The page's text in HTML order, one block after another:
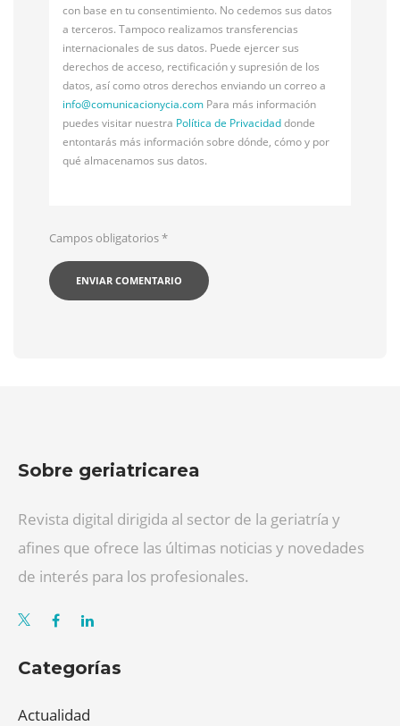
con base en tu consentimiento. No cedemos sus datos
a terceros. Tampoco realizamos transferencias
internacionales de sus datos. Puede ejercer sus
derechos de acceso, rectificación y supresión de los
datos, así como otros derechos enviando un correo a
info@comunicacionycia.com Para más información
puedes visitar nuestra Política de Privacidaddonde
entontarás más información sobre dónde, cómo y por
qué almacenamos sus datos.
Campos obligatorios*
Sobre geriatricarea
Revista digital dirigida al sector de la geriatría y
afines que ofrece las últimas noticias y novedades
de interés para los profesionales.
Categorías
Actualidad